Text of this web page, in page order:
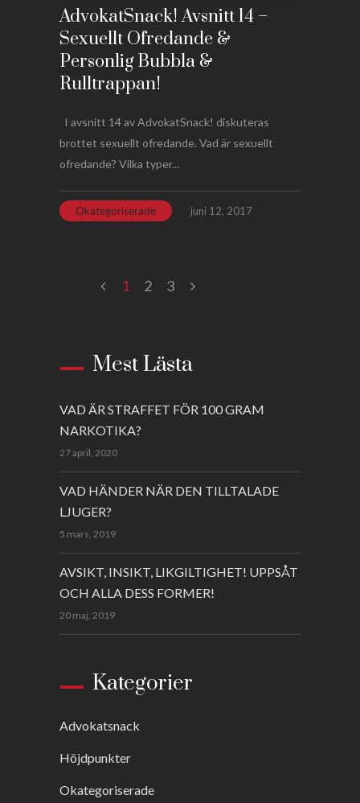
AdvokatSnack! Avsnitt 14 –
Sexuellt Ofredande &
Personlig Bubbla &
Rulltrappan!
I avsnitt 14 av AdvokatSnack! diskuteras
brottet sexuellt ofredande. Vad är sexuellt
ofredande? Vilka typer...
Okategoriserade juni 12, 2017
1 2 3
Mest Lästa
VAD ÄR STRAFFET FÖR 100 GRAM
NARKOTIKA?
27 april, 2020
VAD HÄNDER NÄR DEN TILLTALADE
LJUGER?
5 mars, 2019
AVSIKT, INSIKT, LIKGILTIGHET! UPPSÅT
OCH ALLA DESS FORMER!
20 maj, 2019
Kategorier
Advokatsnack
Höjdpunkter
Okategoriserade